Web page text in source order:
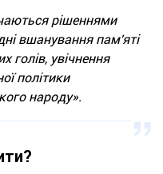
рішеннями
вшанування пам'яті
голів, увічнення
політики
народу».